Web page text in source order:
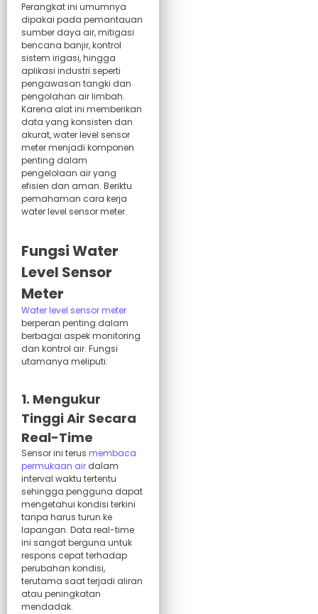
Perangkat ini umumnya
dipakai pada pemantauan
sumber daya air, mitigasi
bencana banjir, kontrol
sistem irigasi, hingga
aplikasi industri seperti
pengawasan tangki dan
pengolahan air limbah.
Karena alat ini memberikan
data yang konsisten dan
akurat, water level sensor
meter menjadi komponen
penting dalam
pengelolaan air yang
efisien dan aman. Beriktu
pemahaman cara kerja
water level sensor meter.
Fungsi Water
Level Sensor
Meter
Water level sensor meter
berperan penting dalam
berbagai aspek monitoring
dan kontrol air. Fungsi
utamanya meliputi:
1. Mengukur
Tinggi Air Secara
Real-Time
Sensor ini terus membaca
permukaan air dalam
interval waktu tertentu
sehingga pengguna dapat
mengetahui kondisi terkini
tanpa harus turun ke
lapangan. Data real-time
ini sangat berguna untuk
respons cepat terhadap
perubahan kondisi,
terutama saat terjadi aliran
atau peningkatan
mendadak.